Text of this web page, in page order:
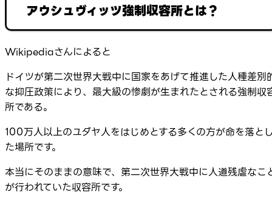
アウシュヴィッツ強制収容所とは？
Wikipediaさんによると
ドイツが第二次世界大戦中に国家をあげて推進した人種差別
な抑圧政策により、最大級の惨劇が生まれたとされる強制収
所である。
100万人以上のユダヤ人をはじめとする多くの方が命を落と
た場所です。
本当にそのままの意味で、第二次世界大戦中に人道残虐なこ
が行われていた収容所です。